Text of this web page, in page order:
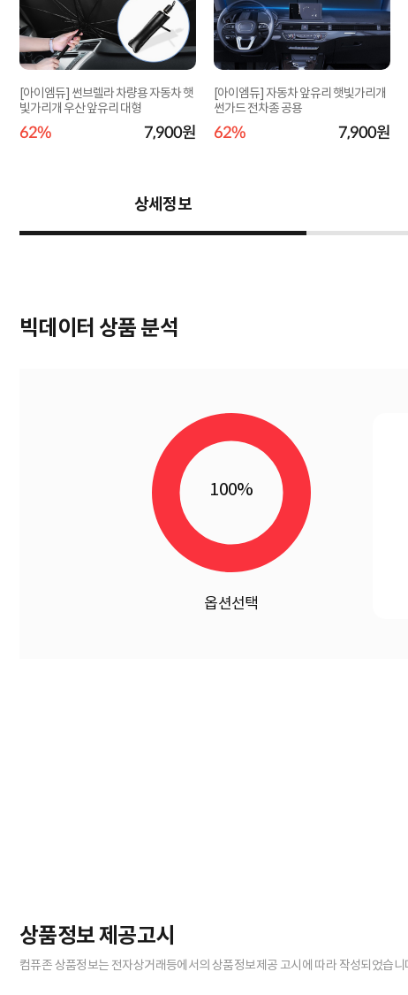
[아이엠듀] 썬브렐라 차량용 자동차 햇
빛가리개 우산 앞유리 대형
62% 7,900원
[아이엠듀] 자동차 앞유리 햇빛가리개
썬가드 전차종 공용
62% 7,900원
상세정보
빅데이터 상품 분석
100%
옵션선택